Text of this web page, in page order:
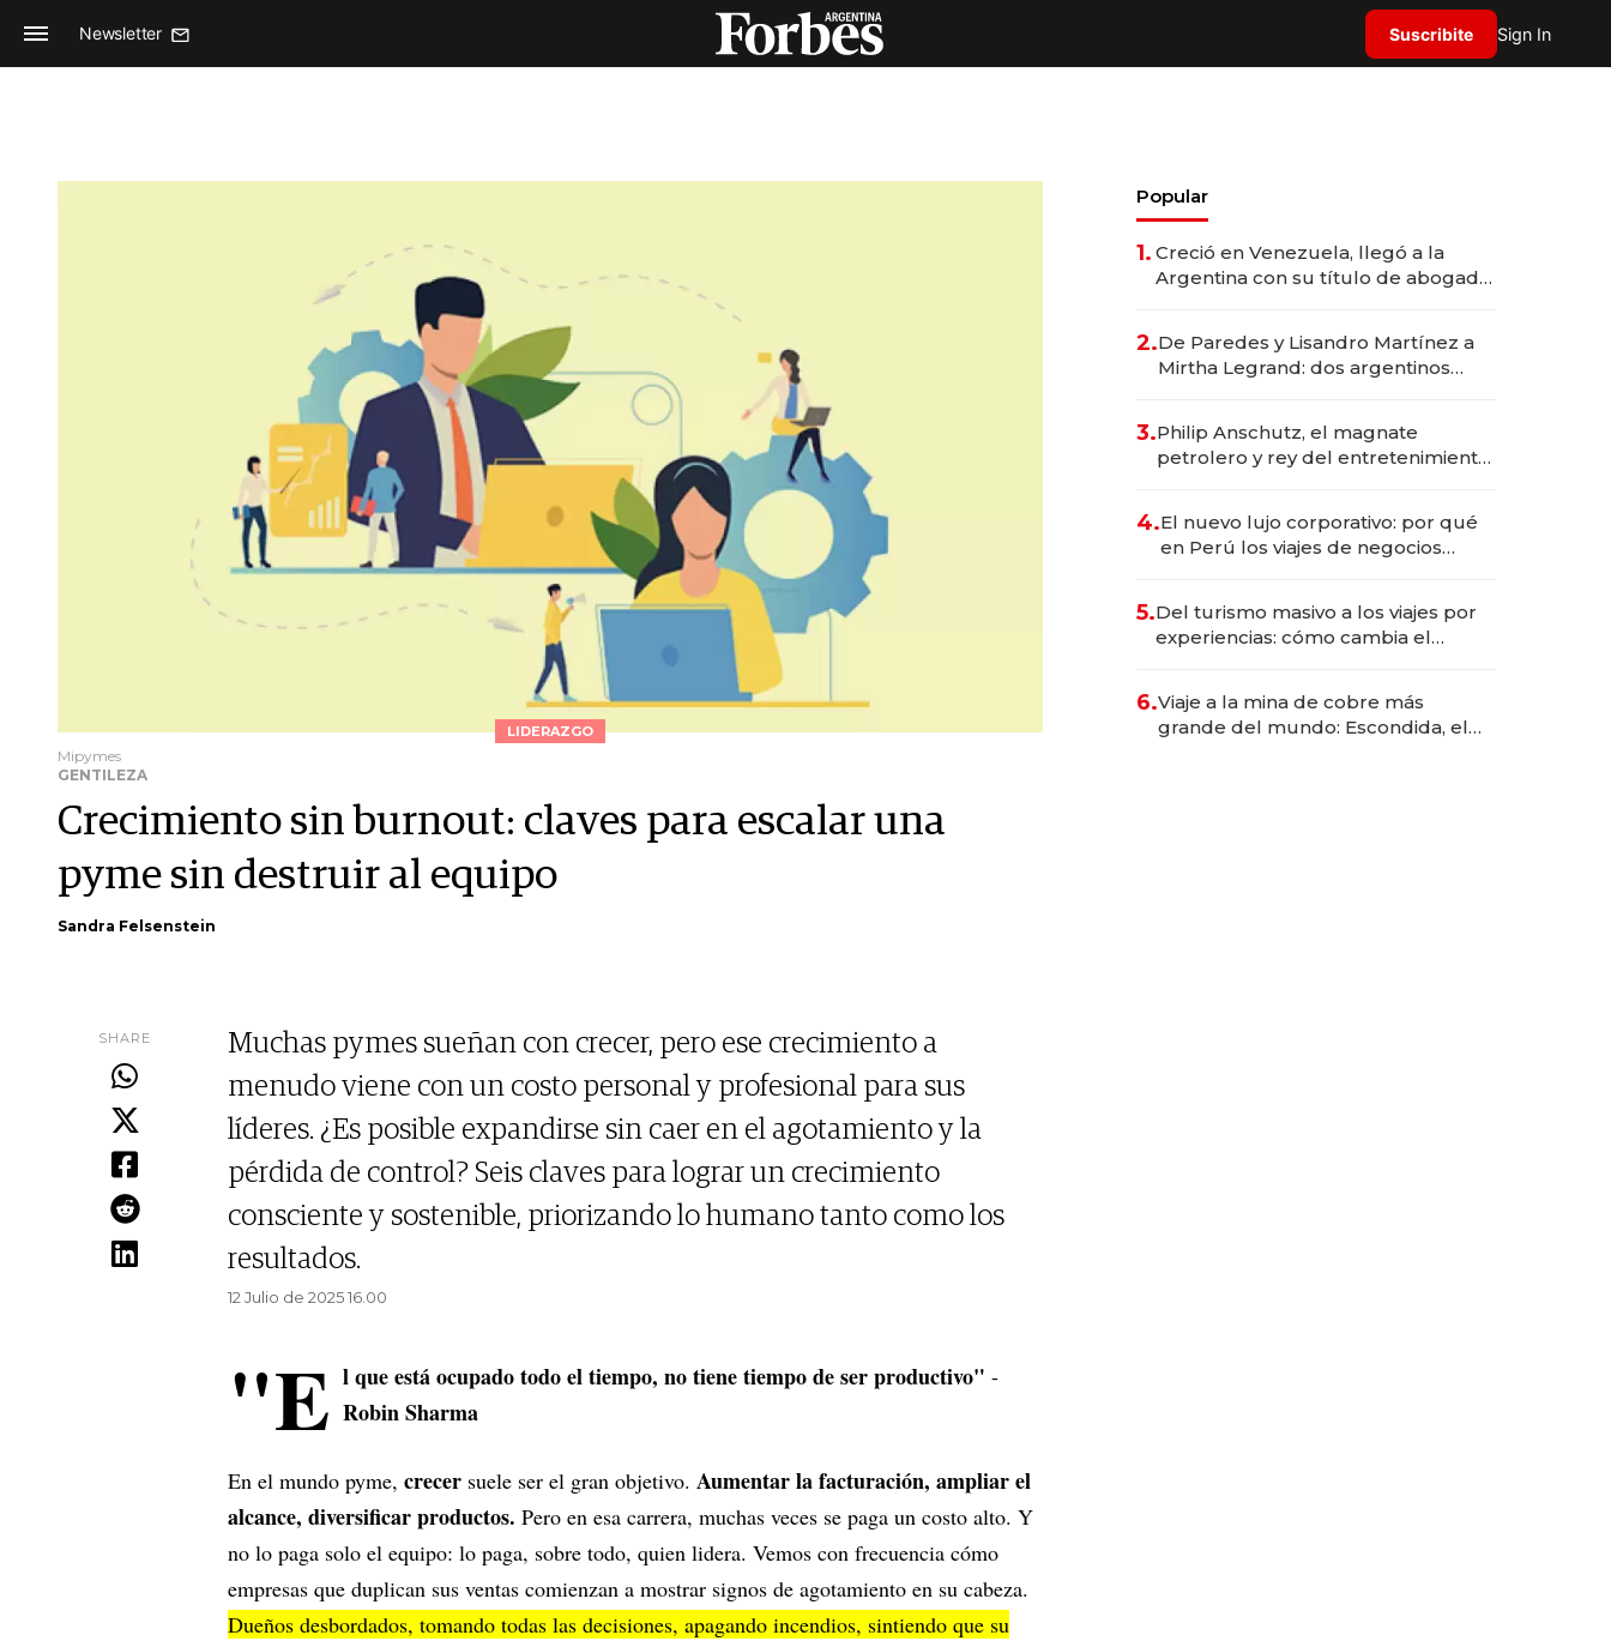
Newsletter Suscribite Sign In
LIDERAZGO
Mipymes
GENTILEZA
Crecimiento sin burnout: claves para escalar una
pyme sin destruir al equipo
Sandra Felsenstein
SHARE
Muchas pymes sueñan con crecer, pero ese crecimiento a
menudo viene con un costo personal y profesional para sus
líderes. ¿Es posible expandirse sin caer en el agotamiento y la
pérdida de control? Seis claves para lograr un crecimiento
consciente y sostenible, priorizando lo humano tanto como los
resultados.
12 Julio de 2025 16.00
"E l que está ocupado todo el tiempo, no tiene tiempo de ser productivo" -
Robin Sharma
En el mundo pyme, crecer suele ser el gran objetivo. Aumentar la facturación, ampliar el
alcance, diversificar productos. Pero en esa carrera, muchas veces se paga un costo alto. Y
no lo paga solo el equipo: lo paga, sobre todo, quien lidera. Vemos con frecuencia cómo
empresas que duplican sus ventas comienzan a mostrar signos de agotamiento en su cabeza.
Dueños desbordados, tomando todas las decisiones, apagando incendios, sintiendo que su
Popular
1. Creció en Venezuela, llegó a la
Argentina con su título de abogado
marcas "fast premium"
2.De Paredes y Lisandro Martínez a
Mirtha Legrand: dos argentinos
3.Philip Anschutz, el magnate
petrolero y rey del entretenimiento
4.El nuevo lujo corporativo: por qué
en Perú los viajes de negocios
transformadoras
5.Del turismo masivo a los viajes por
experiencias: cómo cambia el
6.Viaje a la mina de cobre más
grande del mundo: Escondida, el